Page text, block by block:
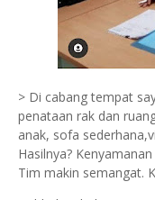
> Di cabang tempat
penataan rak dan
anak, sofa
Hasilnya?
Tim makin semangat.